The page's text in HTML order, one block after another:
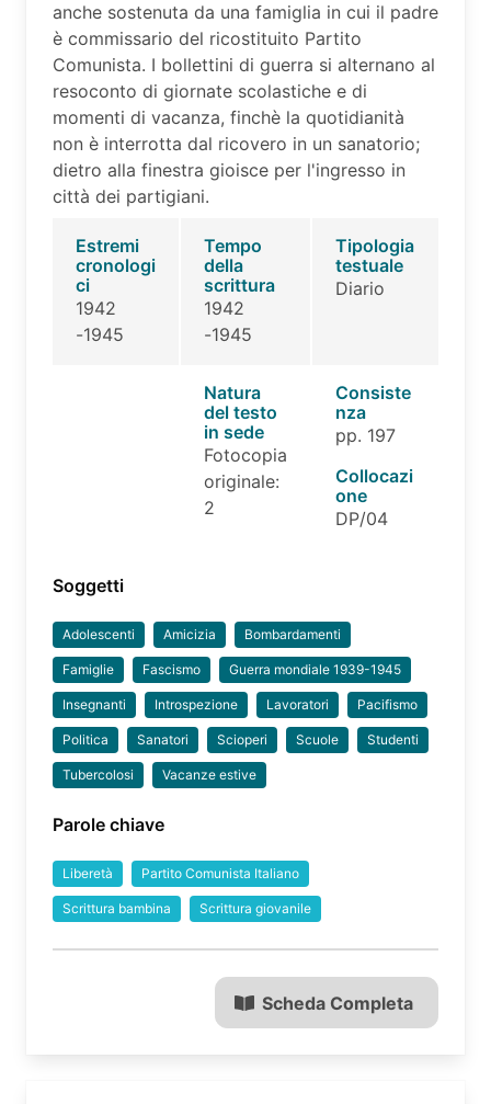
anche sostenuta da una famiglia in cui il padre
è commissario del ricostituito Partito
Comunista. I bollettini di guerra si alternano al
resoconto di giornate scolastiche e di
momenti di vacanza, finchè la quotidianità
non è interrotta dal ricovero in un sanatorio;
dietro alla finestra gioisce per l'ingresso in
città dei partigiani.
Estremi
cronologi
ci
1942
-1945
Tempo
della
scrittura
1942
-1945
Tipologia
testuale
Diario
Natura
del testo
in sede
Fotocopia
originale:
2
Consiste
nza
pp. 197
Collocazi
one
DP/04
Soggetti
Adolescenti Amicizia Bombardamenti
Famiglie Fascismo Guerra mondiale 1939-1945
Insegnanti Introspezione Lavoratori Pacifismo
Politica Sanatori Scioperi Scuole Studenti
Tubercolosi Vacanze estive
Parole chiave
Liberetà Partito Comunista Italiano
Scrittura bambina Scrittura giovanile
Scheda Completa